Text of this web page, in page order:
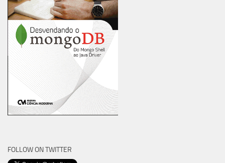
FOLLOW ON TWITTER